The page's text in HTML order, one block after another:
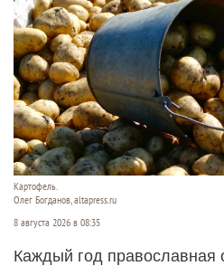
Картофель.
Олег Богданов, altapress.ru
8 августа 2026 в 08:35
Каждый год православная